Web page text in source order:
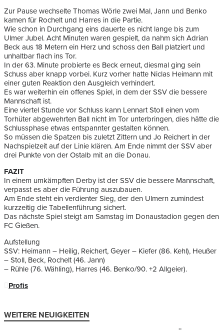
Zur Pause wechselte Thomas Wörle zwei Mal, Jann und Benko
kamen für Rochelt und Harres in die Partie.
Wie schon in Durchgang eins dauerte es nicht lange bis zum
Ulmer Jubel. Acht Minuten waren gespielt, da nahm sich Adrian
Beck aus 18 Metern ein Herz und schoss den Ball platziert und
unhaltbar flach ins Tor.
In der 63. Minute probierte es Beck erneut, diesmal ging sein
Schuss aber knapp vorbei. Kurz vorher hatte Niclas Heimann mit
einer guten Reaktion den Ausgleich verhindert.
Es war weiterhin ein offenes Spiel, in dem der SSV die bessere
Mannschaft ist.
Eine viertel Stunde vor Schluss kann Lennart Stoll einen vom
Torhüter abgewehrten Ball nicht im Tor unterbringen, dies hätte die
Schlussphase etwas entspannter gestalten können.
So müssen die Spatzen bis zuletzt Zittern und Jo Reichert in der
Nachspielzeit auf der Linie klären. Am Ende nimmt der SSV aber
drei Punkte von der Ostalb mit an die Donau.
FAZIT
In einem umkämpften Derby ist der SSV die bessere Mannschaft,
verpasst es aber die Führung auszubauen.
Am Ende steht ein verdienter Sieg, der den Ulmern zumindest
kurzzeitig die Tabellenführung sichert.
Das nächste Spiel steigt am Samstag im Donaustadion gegen den
FC Gießen.
Aufstellung
SSV: Heimann – Heilig, Reichert, Geyer – Kiefer (86. Kehl), Heußer
– Stoll, Beck, Rochelt (46. Jann)
– Rühle (76. Wähling), Harres (46. Benko/90. +2 Allgeier).
Profis
WEITERE NEUIGKEITEN